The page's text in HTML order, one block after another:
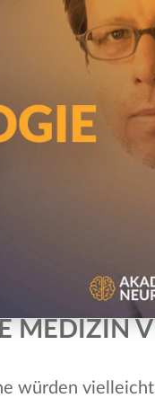
MEDIZIN
würden